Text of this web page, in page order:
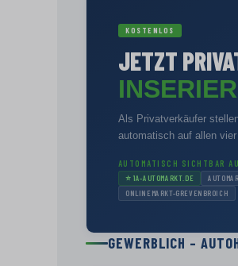
KOSTENLOS
JETZT
Als Privatverkäufer
automatisch auf allen
AUTOMATISCH SICHTBAR
⭐ 1A-AUTOMARKT.DE
ONLINEMARKT-GREVENBROICH
GEWERBLICH –